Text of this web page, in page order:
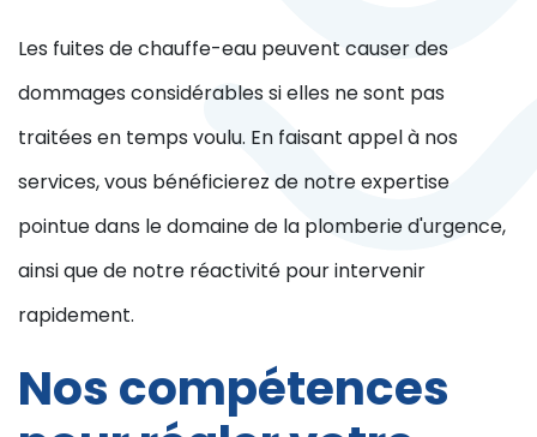
Les fuites de chauffe-eau peuvent causer des
dommages considérables si elles ne sont pas
traitées en temps voulu. En faisant appel à nos
services, vous bénéficierez de notre expertise
pointue dans le domaine de la plomberie d'urgence,
ainsi que de notre réactivité pour intervenir
rapidement.
Nos compétences